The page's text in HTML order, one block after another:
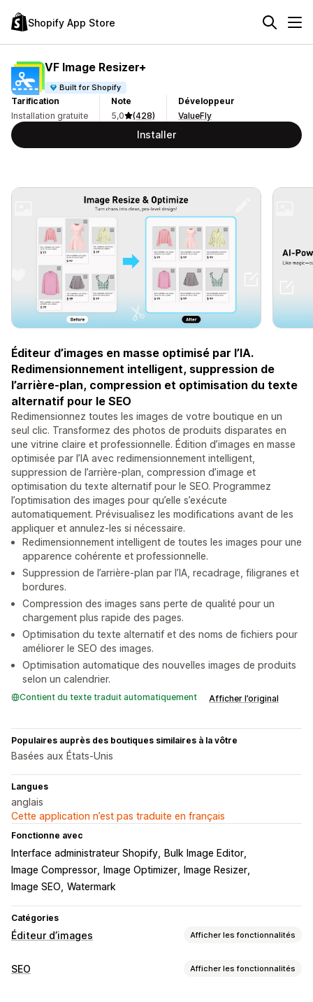
Shopify App Store
VF Image Resizer+
Built for Shopify
Tarification
Installation gratuite
Note
5,0
(428)
Développeur
ValueFly
Installer
Éditeur d’images en masse optimisé par l’IA.
Redimensionnement intelligent, suppression de
l’arrière-plan, compression et optimisation du texte
alternatif pour le SEO
Redimensionnez toutes les images de votre boutique en un
seul clic. Transformez des photos de produits disparates en
une vitrine claire et professionnelle. Édition d’images en masse
optimisée par l’IA avec redimensionnement intelligent,
suppression de l’arrière-plan, compression d’image et
optimisation du texte alternatif pour le SEO. Programmez
l’optimisation des images pour qu’elle s’exécute
automatiquement. Prévisualisez les modifications avant de les
appliquer et annulez-les si nécessaire.
Redimensionnement intelligent de toutes les images pour une
apparence cohérente et professionnelle.
Suppression de l’arrière-plan par l’IA, recadrage, filigranes et
bordures.
Compression des images sans perte de qualité pour un
chargement plus rapide des pages.
Optimisation du texte alternatif et des noms de fichiers pour
améliorer le SEO des images.
Optimisation automatique des nouvelles images de produits
selon un calendrier.
Contient du texte traduit automatiquement Afficher l’original
Populaires auprès des boutiques similaires à la vôtre
Basées aux États-Unis
Langues
anglais
Cette application n’est pas traduite en français
Fonctionne avec
Interface administrateur Shopify
Bulk Image Editor
Image Compressor
Image Optimizer
Image Resizer
Image SEO Watermark
Catégories
Éditeur d’images Afficher les fonctionnalités
Optimisation d’images
SEO Afficher les fonctionnalités